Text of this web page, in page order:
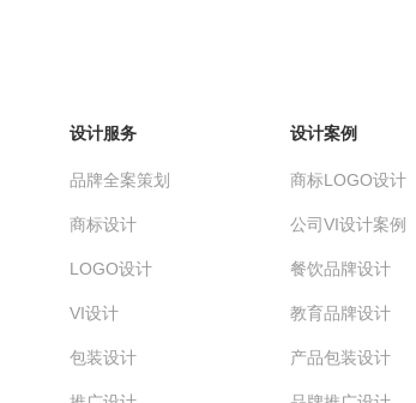
设计服务
品牌全案策划
商标设计
LOGO设计
VI设计
包装设计
设计案例
商标LOGO设计
公司VI设计案例
餐饮品牌设计
教育品牌设计
产品包装设计